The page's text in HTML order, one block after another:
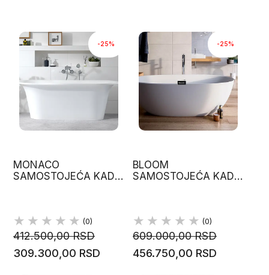
-25%
MONACO
SAMOSTOJEĆA KADA
(0)
412.500,00 RSD
309.300,00 RSD
-25%
BLOOM
SAMOSTOJEĆA KADA
(0)
609.000,00 RSD
456.750,00 RSD